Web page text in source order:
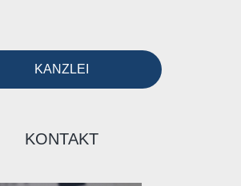
KANZLEI
KONTAKT